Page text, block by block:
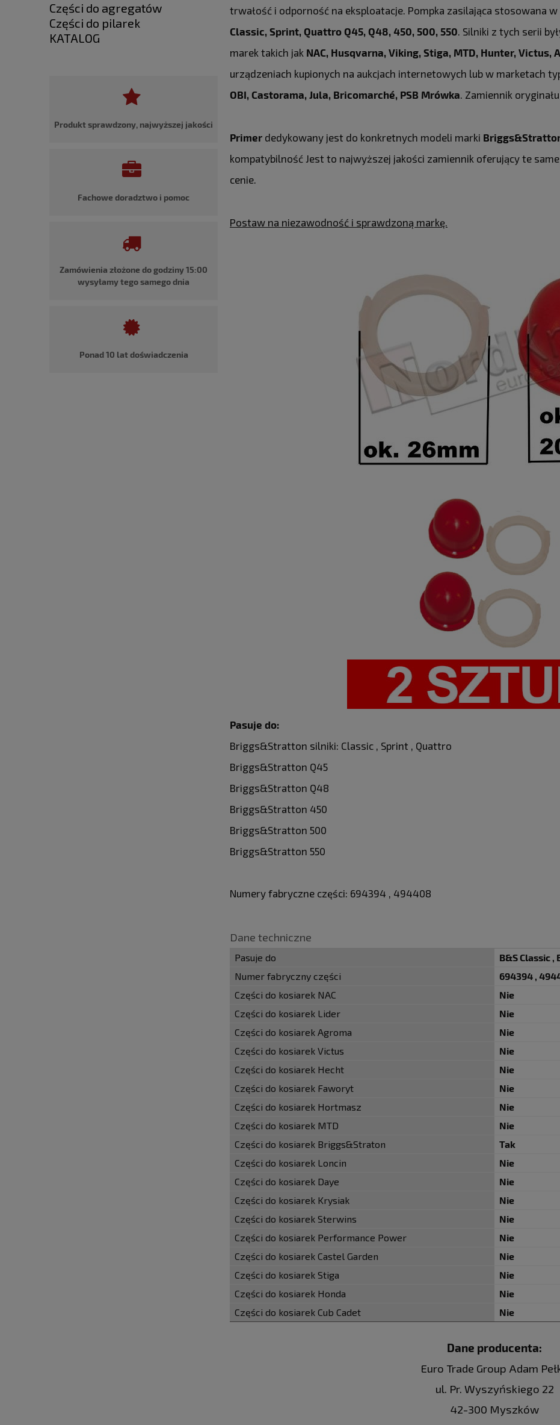
Części do agregatów
Części do pilarek
KATALOG
Produkt sprawdzony, najwyższej jakości
Fachowe doradztwo i pomoc
Zamówienia złożone do godziny 15:00
wysyłamy tego samego dnia
Ponad 10 lat doświadczenia
trwałość i odporność na eksploatacje. Pompka zasilająca stosowana
Classic, Sprint, Quattro Q45, Q48, 450, 500, 550 . Silniki z tych serii
marek takich jak NAC, Husqvarna, Viking, Stiga, MTD, Hunter, Victus,
urządzeniach kupionych na aukcjach internetowych lub w marketach
OBI, Castorama, Jula, Bricomarché, PSB Mrówka . Zamiennik
Primer dedykowany jest do konkretnych modeli marki
kompatybilność Jest to najwyższej jakości zamiennik oferujący te
cenie.
Postaw na niezawodność i sprawdzoną markę.
Pasuje do:
Briggs&Stratton silniki: Classic , Sprint , Quattro
Briggs&Stratton Q45
Briggs&Stratton Q48
Briggs&Stratton 450
Briggs&Stratton 500
Briggs&Stratton 550
Numery fabryczne części: 694394 , 494408
Dane techniczne
Pasuje do
B&S Classic
Numer fabryczny części
694394 ,
Części do kosiarek NAC
Nie
Części do kosiarek Lider
Nie
Części do kosiarek Agroma
Nie
Części do kosiarek Victus
Nie
Części do kosiarek Hecht
Nie
Części do kosiarek Faworyt
Nie
Części do kosiarek Hortmasz
Nie
Części do kosiarek MTD
Nie
Części do kosiarek Briggs&Straton
Tak
Części do kosiarek Loncin
Nie
Części do kosiarek Daye
Nie
Części do kosiarek Krysiak
Nie
Części do kosiarek Sterwins
Nie
Części do kosiarek Performance Power
Nie
Części do kosiarek Castel Garden
Nie
Części do kosiarek Stiga
Nie
Części do kosiarek Honda
Nie
Części do kosiarek Cub Cadet
Nie
Dane producenta:
Euro Trade Group Adam
ul. Pr. Wyszyńskiego 22
42-300 Myszków